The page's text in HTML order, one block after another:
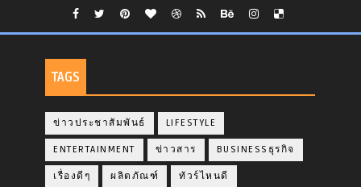
TAGS
ข่าวประชาสัมพันธ์ LIFESTYLE
ENTERTAINMENT ข่าวสาร BUSINESSธุรกิจ
เรื่องดีๆ ผลิตภัณฑ์ ทัวร์ไหนดี